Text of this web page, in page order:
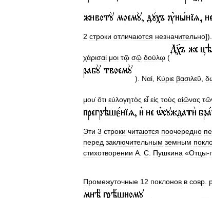
2 строки отличаются незначительно]).
χάρισαί μοι τῷ σῷ δούλῳ (
). Ναί Κύριε βασιλεῦ
μου̇ ὅτι εὐλογητὸς εἶ εἰς τοὺς αἰῶνας
Эти 3 строки читаются поочередно
перед заключительным земным
стихотворении А С Пушкина «Отцы-
Промежуточные 12 поклонов в совр